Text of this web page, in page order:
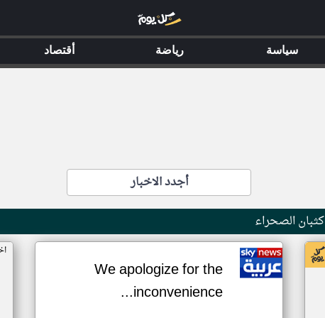
أجدد الاخبار
الصحراء
We apologize for the
inconvenience...
سياسة رياضة أقتصاد